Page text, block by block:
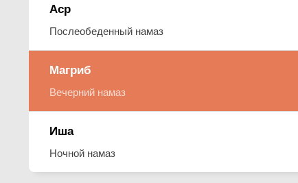
Аср
Послеобеденный намаз
Магриб
Вечерний намаз
Иша
Ночной намаз